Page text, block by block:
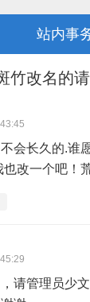
站内事
竹改名的
会长久的.谁
改一个吧！
请管理员少